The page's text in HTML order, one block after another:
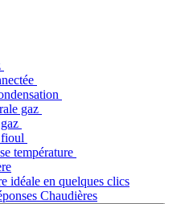
gaz
température
idéale en quelques clics
Chaudières